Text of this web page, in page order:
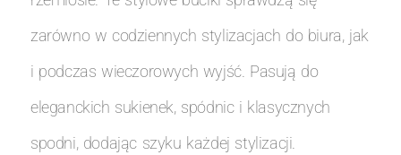
zarówno w codziennych stylizacjach do biura, jak
i podczas wieczorowych wyjść. Pasują do
eleganckich sukienek, spódnic i klasycznych
spodni, dodając szyku każdej stylizacji.